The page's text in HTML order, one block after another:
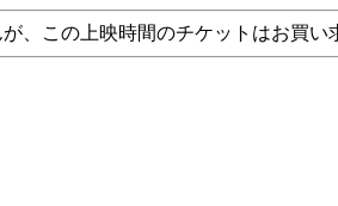
、この上映時間のチケットはお買い